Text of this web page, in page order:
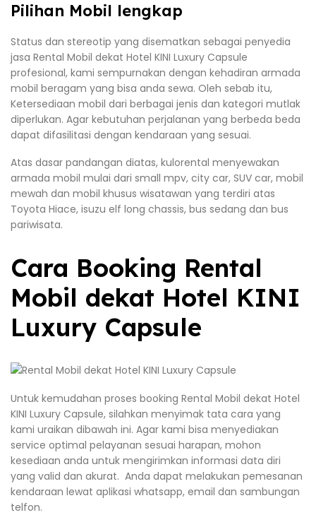
Pilihan Mobil lengkap
Status dan stereotip yang disematkan sebagai penyedia
jasa Rental Mobil dekat Hotel KINI Luxury Capsule
profesional, kami sempurnakan dengan kehadiran armada
mobil beragam yang bisa anda sewa. Oleh sebab itu,
Ketersediaan mobil dari berbagai jenis dan kategori mutlak
diperlukan. Agar kebutuhan perjalanan yang berbeda beda
dapat difasilitasi dengan kendaraan yang sesuai.
Atas dasar pandangan diatas, kulorental menyewakan
armada mobil mulai dari small mpv, city car, SUV car, mobil
mewah dan mobil khusus wisatawan yang terdiri atas
Toyota Hiace, isuzu elf long chassis, bus sedang dan bus
pariwisata.
Cara Booking Rental
Mobil dekat Hotel KINI
Luxury Capsule
Untuk kemudahan proses booking Rental Mobil dekat Hotel
KINI Luxury Capsule, silahkan menyimak tata cara yang
kami uraikan dibawah ini. Agar kami bisa menyediakan
service optimal pelayanan sesuai harapan, mohon
kesediaan anda untuk mengirimkan informasi data diri
yang valid dan akurat. Anda dapat melakukan pemesanan
kendaraan lewat aplikasi whatsapp, email dan sambungan
telfon.